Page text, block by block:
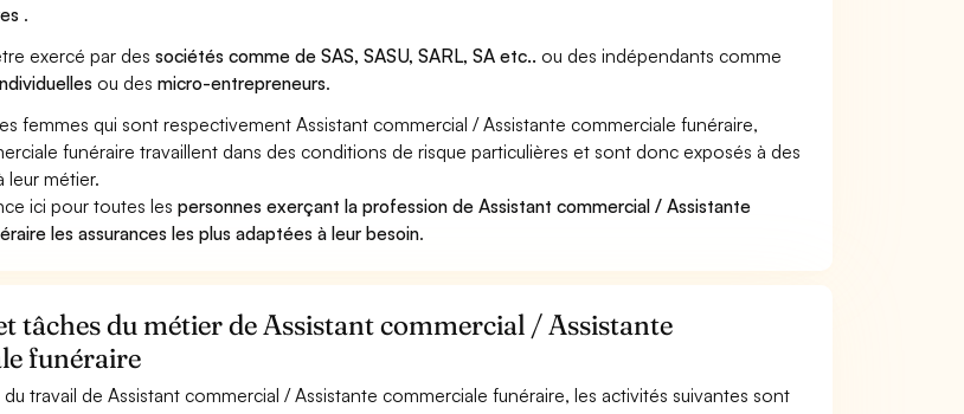
.
exercé par dessociétés comme de SAS, SASU, SARL, SA etc.. ou des indépendants comme
ou desmicro-entrepreneurs.
femmes qui sont respectivement Assistant commercial / Assistante commerciale funéraire,
funéraire travaillent dans des conditions de risque particulières et sont donc exposés à des
leur métier.
ici pour toutes lespersonnes exerçant la profession de Assistant commercial / Assistante
les assurances les plus adaptées à leur besoin.
tâches du métier de Assistant commercial / Assistante
funéraire
travail de Assistant commercial / Assistante commerciale funéraire, les activités suivantes sont